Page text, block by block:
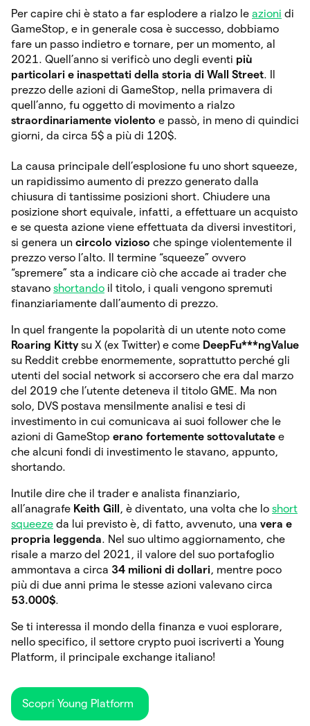
Per capire chi è stato a far esplodere a rialzo le azioni di
GameStop, e in generale cosa è successo, dobbiamo
fare un passo indietro e tornare, per un momento, al
2021. Quell’anno si verificò uno degli eventi più
particolari e inaspettati della storia di Wall Street. Il
prezzo delle azioni di GameStop, nella primavera di
quell’anno, fu oggetto di movimento a rialzo
straordinariamente violento e passò, in meno di quindici
giorni, da circa 5$ a più di 120$.
La causa principale dell’esplosione fu uno short squeeze,
un rapidissimo aumento di prezzo generato dalla
chiusura di tantissime posizioni short. Chiudere una
posizione short equivale, infatti, a effettuare un acquisto
e se questa azione viene effettuata da diversi investitori,
si genera un circolo vizioso che spinge violentemente il
prezzo verso l’alto. Il termine “squeeze” ovvero
“spremere” sta a indicare ciò che accade ai trader che
stavano shortando il titolo, i quali vengono spremuti
finanziariamente dall’aumento di prezzo.
In quel frangente la popolarità di un utente noto come
Roaring Kittysu X (ex Twitter) e come DeepFu***ngValue
su Reddit crebbe enormemente, soprattutto perché gli
utenti del social network si accorsero che era dal marzo
del 2019 che l’utente deteneva il titolo GME. Ma non
solo, DVS postava mensilmente analisi e tesi di
investimento in cui comunicava ai suoi follower che le
azioni di GameStop erano fortemente sottovalutate e
che alcuni fondi di investimento le stavano, appunto,
shortando.
Inutile dire che il trader e analista finanziario,
all’anagrafe Keith Gill , è diventato, una volta che lo short
squeeze da lui previsto è, di fatto, avvenuto, una vera e
propria leggenda. Nel suo ultimo aggiornamento, che
risale a marzo del 2021, il valore del suo portafoglio
ammontava a circa 34 milioni di dollari, mentre poco
più di due anni prima le stesse azioni valevano circa
53.000$.
Se ti interessa il mondo della finanza e vuoi esplorare,
nello specifico, il settore crypto puoi iscriverti a Young
Platform, il principale exchange italiano!
Scopri Young Platform